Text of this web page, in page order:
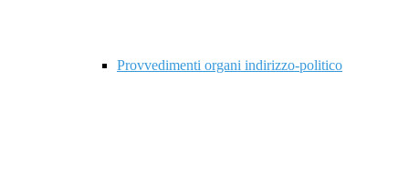
Provvedimenti organi indirizzo-politico